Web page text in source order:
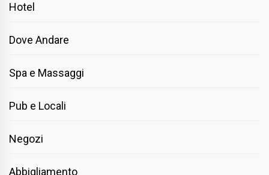
Hotel
Dove Andare
Spa e Massaggi
Pub e Locali
Negozi
Abbigliamento